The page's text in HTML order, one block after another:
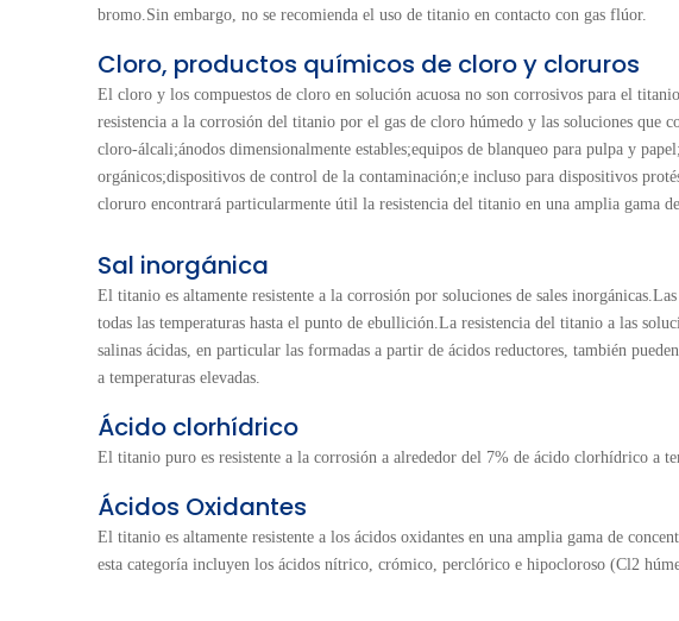
bromo.Sin embargo, no se recomienda el uso de titanio en contacto con gas flúor.
Cloro, productos químicos de cloro y cloruros
El cloro y los compuestos de cloro en solución acuosa no son corrosivos para el
resistencia a la corrosión del titanio por el gas de cloro húmedo y las soluciones que
cloro-álcali;ánodos dimensionalmente estables;equipos de blanqueo para pulpa y
orgánicos;dispositivos de control de la contaminación;e incluso para dispositivos
cloruro encontrará particularmente útil la resistencia del titanio en una amplia gama
Sal inorgánica
El titanio es altamente resistente a la corrosión por soluciones de sales
todas las temperaturas hasta el punto de ebullición.La resistencia del titanio a las
salinas ácidas, en particular las formadas a partir de ácidos reductores, también
a temperaturas elevadas.
Ácido clorhídrico
El titanio puro es resistente a la corrosión a alrededor del 7% de ácido clorhídrico a
Ácidos Oxidantes
El titanio es altamente resistente a los ácidos oxidantes en una amplia gama de
esta categoría incluyen los ácidos nítrico, crómico, perclórico e hipocloroso (Cl2